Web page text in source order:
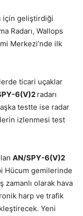
için geliştirdiği
Radarı, Wallops
Merkezi’nde ilk
ticari uçaklar
6(V)2 radarı
testte ise radar
izlenmesi test
AN/SPY-6(V)2
Hücum gemilerinde
zamanlı olarak hava
harp ve trafik
Yeni